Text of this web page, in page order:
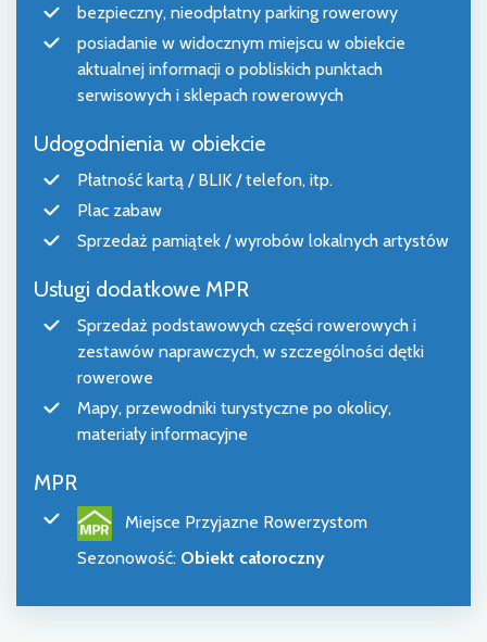
bezpieczny, nieodpłatny parking rowerowy
posiadanie w widocznym miejscu w obiekcie
aktualnej informacji o pobliskich punktach
serwisowych i sklepach rowerowych
Udogodnienia w obiekcie
Płatność kartą / BLIK / telefon, itp.
Plac zabaw
Sprzedaż pamiątek / wyrobów lokalnych artystów
Usługi dodatkowe MPR
Sprzedaż podstawowych części rowerowych i
zestawów naprawczych, w szczególności dętki
rowerowe
Mapy, przewodniki turystyczne po okolicy,
materiały informacyjne
MPR
Miejsce Przyjazne Rowerzystom
Sezonowość: Obiekt całoroczny